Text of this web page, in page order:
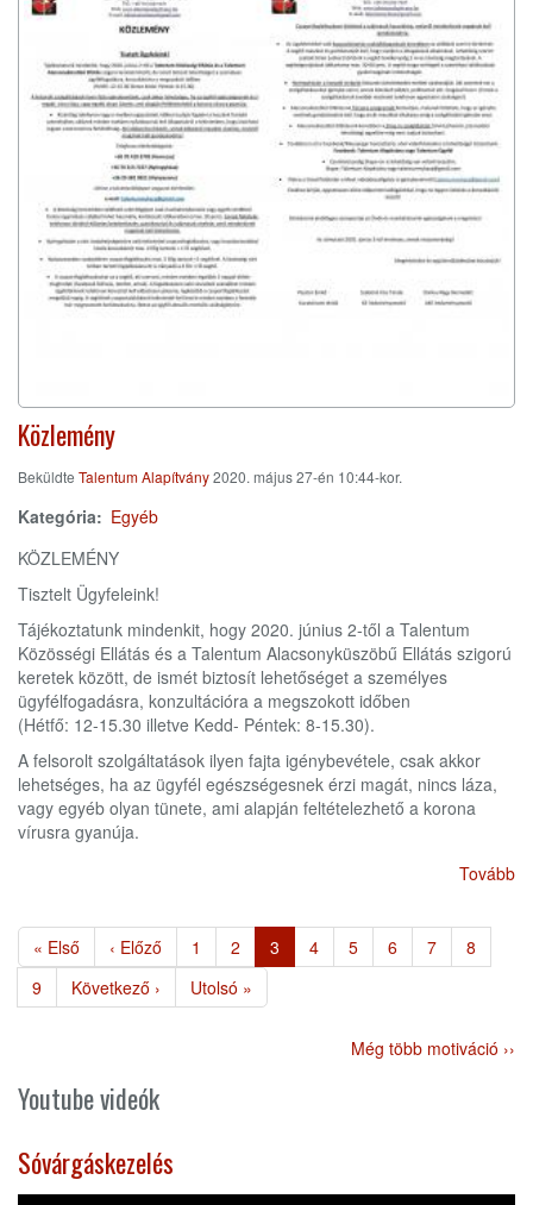
Közlemény
Beküldte Talentum Alapítvány2020. május 27-én 10:44-kor.
Kategória
Egyéb
KÖZLEMÉNY
Tisztelt Ügyfeleink!
Tájékoztatunk mindenkit, hogy 2020. június 2-től a Talentum
Közösségi Ellátás és a Talentum Alacsonyküszöbű Ellátás szigorú
keretek között, de ismét biztosít lehetőséget a személyes
ügyfélfogadásra, konzultációra a megszokott időben
(Hétfő: 12-15.30 illetve Kedd- Péntek: 8-15.30).
A felsorolt szolgáltatások ilyen fajta igénybevétele, csak akkor
lehetséges, ha az ügyfél egészségesnek érzi magát, nincs láza,
vagy egyéb olyan tünete, ami alapján feltételezhető a korona
vírusra gyanúja.
Tovább
Oldalszámozás
Első
oldal
« Első
Előző
oldal
‹ Előző Page
1 Page
2
Jelenlegi
oldal
3 Page
4 Page
5 Page
6 Page
7 Page
8
Page
9
Következő
oldal
Következő ›
Utolsó
oldal
Utolsó »
Még több motiváció ››
Youtube videók
Sóvárgáskezelés